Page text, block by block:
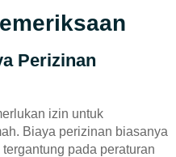
Perizinan
izin untuk
Biaya perizinan biasanya
tergantung pada peraturan